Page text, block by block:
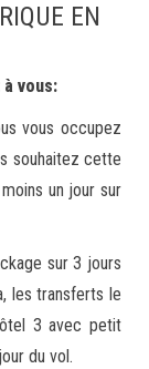
EN
vous:
vous occupez
souhaitez cette
un jour sur
sur 3 jours
les transferts le
3 avec petit
du vol.